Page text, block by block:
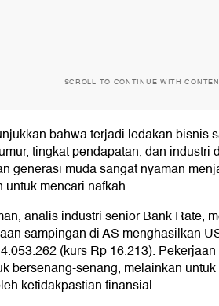
SCROLL TO CONTINUE WITH
bahwa terjadi ledakan bisnis
tingkat pendapatan, dan industri
generasi muda sangat nyaman
untuk mencari nafkah.
analis industri senior Bank Rate,
sampingan di AS menghasilkan
(kurs Rp 16.213).
bersenang-senang, melainkan
ketidakpastian finansial.